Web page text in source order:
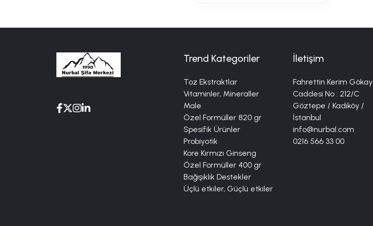
Trend Kategoriler
Toz Ekstraktlar
Vitaminler, Mineraller
Male
Özel Formüller 820 gr
Spesifik Ürünler
Probiyotik
Kore Kırmızı Ginseng
Özel Formüller 400 gr
Bağışıklık Destekler
Üçlü etkiler, Güçlü etkiler
İletişim
Fahrettin Kerim Gökay
Caddesi No : 212/C
Göztepe / Kadıköy /
İstanbul
info@nurbal.com
0216 566 33 00